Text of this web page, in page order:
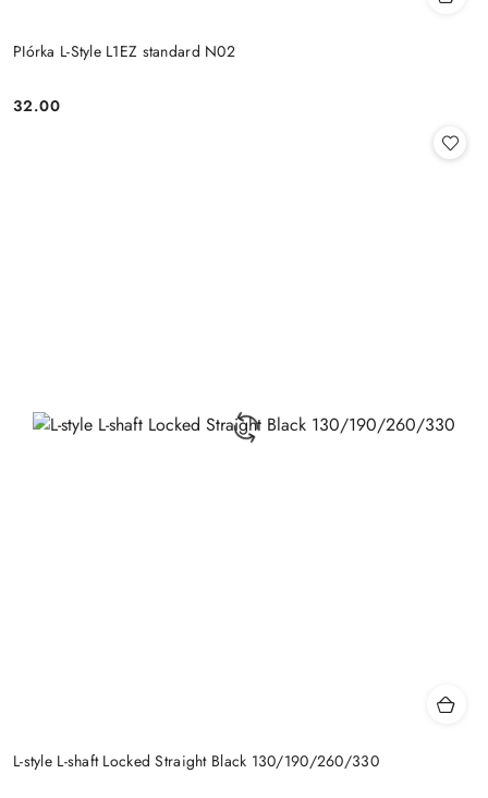
PIórka L-Style L1EZ standard N02
Cena:
32.00
L-style L-shaft Locked Straight Black 130/190/260/330